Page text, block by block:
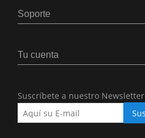
Soporte
Tu cuenta
Suscríbete a nuestro Newsletter